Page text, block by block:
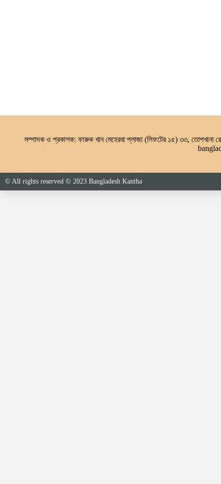
সম্পাদক ও প্রকাশক: ফারুক খান মেহেরবা প্লাজা (লিফটের ১৫) ৩৩, তোপখানা
© All rights reserved © 2023 Bangladesh Kantha